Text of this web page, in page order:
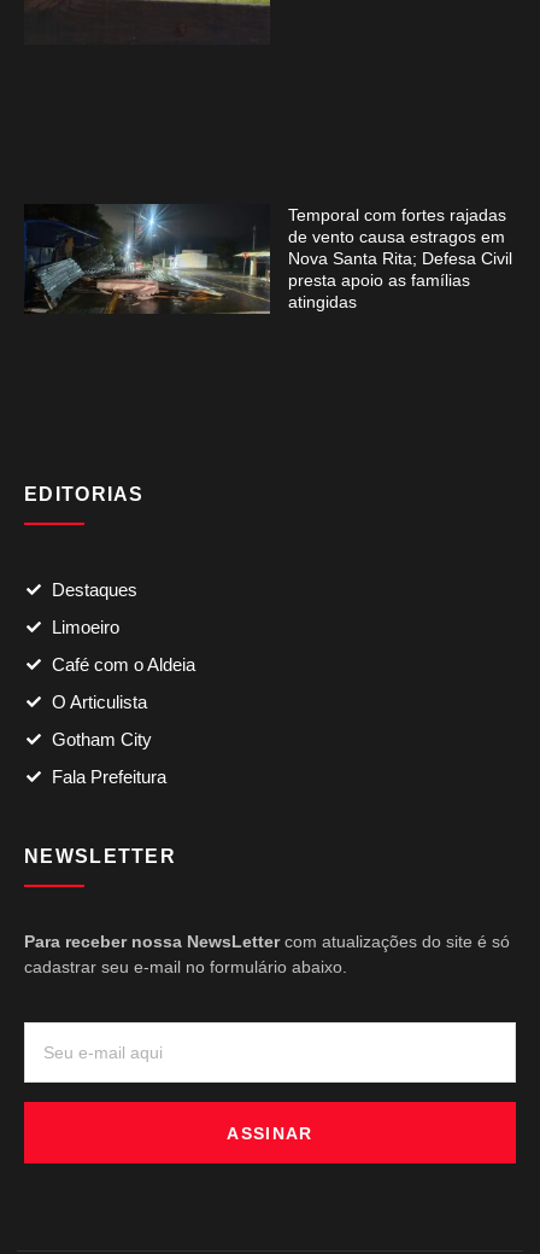
Temporal com fortes rajadas
de vento causa estragos em
Nova Santa Rita; Defesa Civil
presta apoio as famílias
atingidas
EDITORIAS
Destaques
Limoeiro
Café com o Aldeia
O Articulista
Gotham City
Fala Prefeitura
NEWSLETTER
Para receber nossa NewsLettercom atualizações do site é só
cadastrar seu e-mail no formulário abaixo.
ASSINAR